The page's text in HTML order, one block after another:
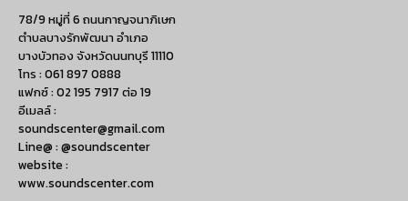
78/9 หมู่ที่ 6 ถนนกาญจนาภิเษก
ตำบลบางรักพัฒนา อำเภอ
บางบัวทอง จังหวัดนนทบุรี 11110
โทร :061 897 0888
แฟกซ์ :02 195 7917 ต่อ 19
อีเมลล์ :
soundscenter@gmail.com
Line@ : @soundscenter
website :
www.soundscenter.com